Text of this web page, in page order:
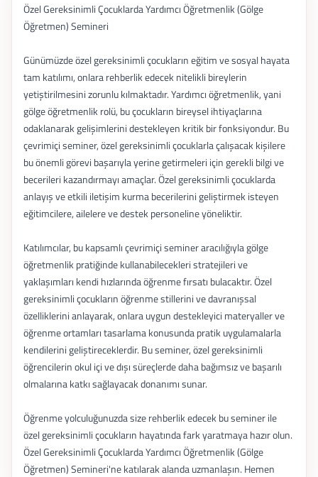
Özel Gereksinimli Çocuklarda Yardımcı Öğretmenlik (Gölge
Öğretmen) Semineri
Günümüzde özel gereksinimli çocukların eğitim ve sosyal hayata
tam katılımı, onlara rehberlik edecek nitelikli bireylerin
yetiştirilmesini zorunlu kılmaktadır. Yardımcı öğretmenlik, yani
gölge öğretmenlik rolü, bu çocukların bireysel ihtiyaçlarına
odaklanarak gelişimlerini destekleyen kritik bir fonksiyondur. Bu
çevrimiçi seminer, özel gereksinimli çocuklarla çalışacak kişilere
bu önemli görevi başarıyla yerine getirmeleri için gerekli bilgi ve
becerileri kazandırmayı amaçlar. Özel gereksinimli çocuklarda
anlayış ve etkili iletişim kurma becerilerini geliştirmek isteyen
eğitimcilere, ailelere ve destek personeline yöneliktir.
Katılımcılar, bu kapsamlı çevrimiçi seminer aracılığıyla gölge
öğretmenlik pratiğinde kullanabilecekleri stratejileri ve
yaklaşımları kendi hızlarında öğrenme fırsatı bulacaktır. Özel
gereksinimli çocukların öğrenme stillerini ve davranışsal
özelliklerini anlayarak, onlara uygun destekleyici materyaller ve
öğrenme ortamları tasarlama konusunda pratik uygulamalarla
kendilerini geliştireceklerdir. Bu seminer, özel gereksinimli
öğrencilerin okul içi ve dışı süreçlerde daha bağımsız ve başarılı
olmalarına katkı sağlayacak donanımı sunar.
Öğrenme yolculuğunuzda size rehberlik edecek bu seminer ile
özel gereksinimli çocukların hayatında fark yaratmaya hazır olun.
Özel Gereksinimli Çocuklarda Yardımcı Öğretmenlik (Gölge
Öğretmen) Semineri'ne katılarak alanda uzmanlaşın. Hemen